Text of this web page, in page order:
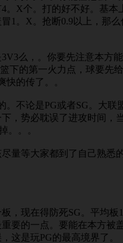
。X个。打的好不好。基本
1。X。抢断0.9以上，那
么，。你要先注意本方
下的第一火力点，球要先
快的传了。。
。不论是PG或者SG。大联
，势必耽误了进攻时间，
。。。
量等大家都到了自己熟悉
，现在得防死SG。平均板
要的一点。要能在本方被
这是玩PG的最高境界了。